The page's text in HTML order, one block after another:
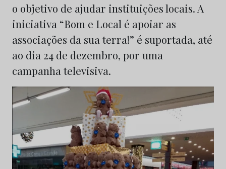
o objetivo de ajudar instituições locais. A
iniciativa “Bom e Local é apoiar as
associações da sua terra!” é suportada, até
ao dia 24 de dezembro, por uma
campanha televisiva.